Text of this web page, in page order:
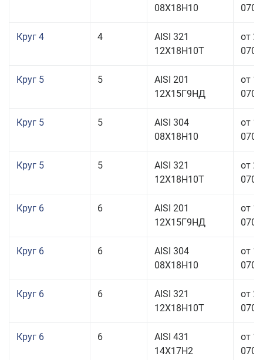
08Х18Н10
Круг 4 4
AISI 321
12Х18Н10Т
от
Круг 5 5
AISI 201
12Х15Г9НД
от
Круг 5 5
AISI 304
08Х18Н10
от
Круг 5 5
AISI 321
12Х18Н10Т
от
Круг 6 6
AISI 201
12Х15Г9НД
от
Круг 6 6
AISI 304
08Х18Н10
от
Круг 6 6
AISI 321
12Х18Н10Т
от
Круг 6 6
AISI 431
14Х17Н2
от